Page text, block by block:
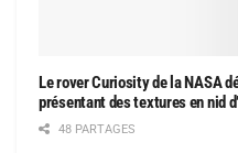
Le rover Curiosity de la NASA
présentant des textures en nid
48 PARTAGES